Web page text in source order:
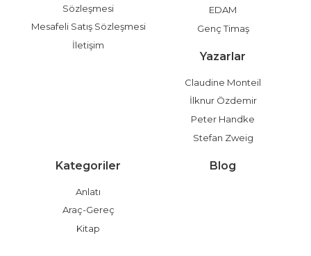
Sözleşmesi
Mesafeli Satış Sözleşmesi
İletişim
EDAM
Genç Timaş
Yazarlar
Claudine Monteil
İlknur Özdemir
Peter Handke
Stefan Zweig
Kategoriler
Anlatı
Araç-Gereç
Kitap
Blog